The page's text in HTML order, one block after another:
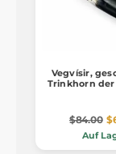
Vegvísir,
Trinkhorn
$84.00
Auf